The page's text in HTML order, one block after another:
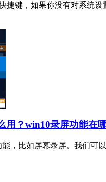
捷键，如果你没有对系统
用？win10录屏功能在
，比如屏幕录屏。我们可